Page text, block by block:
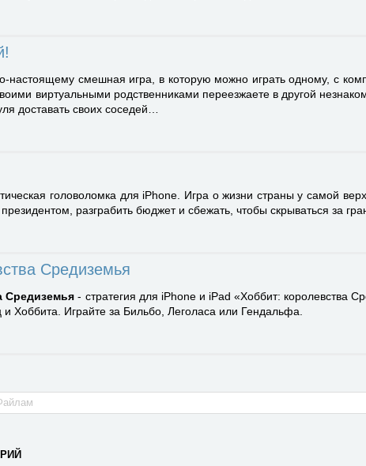
настоящему смешная игра, в которую можно играть одному, с
виртуальными родственниками переезжаете в другой
доставать своих соседей…
головоломка для iPhone. Игра о жизни страны у самой
разграбить бюджет и сбежать, чтобы скрываться за
Средиземья
Средиземья - стратегия для iPhone и iPad «Хоббит: королевства
Хоббита. Играйте за Бильбо, Леголаса или Гендальфа.